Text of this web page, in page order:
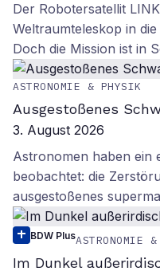
Der Robotersatellit
Weltraumteleskop in
Doch die Mission ist in
ASTRONOMIE & PHYSIK
Ausgestoßenes
3. August 2026
Astronomen haben ein
beobachtet: die
ausgestoßenes
BDW PlusASTRONOMIE
Im Dunkel